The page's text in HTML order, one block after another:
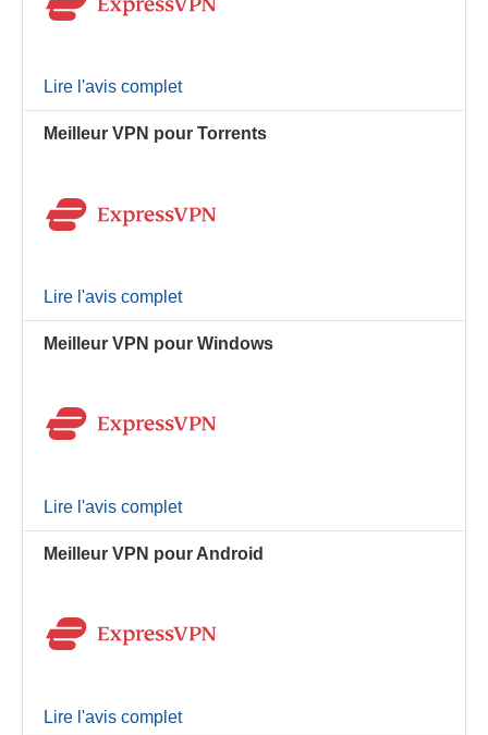
Lire l'avis complet
Meilleur VPN pour Torrents
Lire l'avis complet
Meilleur VPN pour Windows
Lire l'avis complet
Meilleur VPN pour Android
Lire l'avis complet